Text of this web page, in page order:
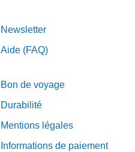
Newsletter
Aide (FAQ)
Bon de voyage
Durabilité
Mentions légales
Informations de paiement